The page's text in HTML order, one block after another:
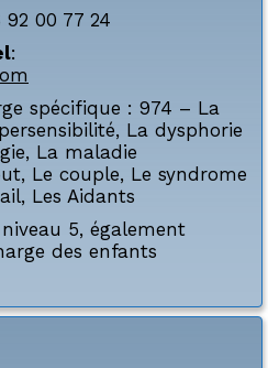
92 00 77 24
:
spécifique : 974 – La
, La dysphorie
, La maladie
, Le couple, Le syndrome
, Les Aidants
5, également
des enfants